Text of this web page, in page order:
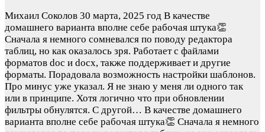
Михаил Соколов 30 марта, 2025 год В качестве
домашнего варианта вполне себе рабочая штука👏
Сначала я немного сомневался по поводу редактора
таблиц, но как оказалось зря. Работает с файлами
форматов doc и docx, также поддерживает и другие
форматы. Порадовала возможность настройки шаблонов.
Про минус уже указал. Я не знаю у меня ли одного так
или в принципе. Хотя логично что при обновлении
фильтры обнулятся. С другой… В качестве домашнего
варианта вполне себе рабочая штука👏 Сначала я немного